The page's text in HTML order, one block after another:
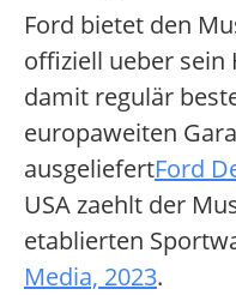
Ford bietet den
offiziell ueber sein
damit regulär
europaweiten
ausgeliefertFord
USA zaehlt der
etablierten
Media, 2023.